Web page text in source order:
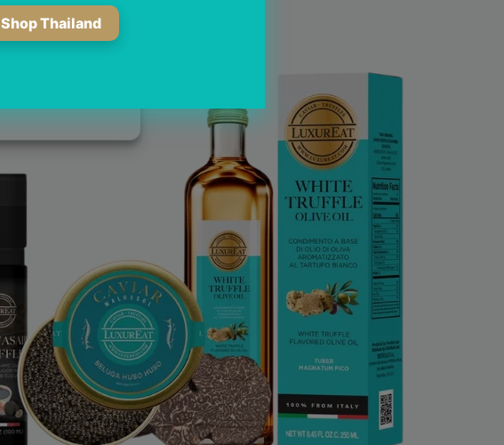
Shop Thailand